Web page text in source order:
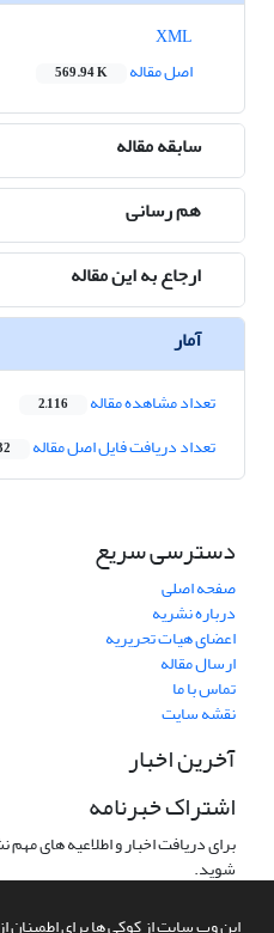
این وب سایت از کوکی ها برای اطمینان
اصل مقاله
569.94 K
سابقه مقاله
هم رسانی
ارجاع به این مقاله
آمار
تعداد مشاهده مقاله 2,116
تعداد دریافت فایل اصل مقاله
دسترسی سریع
صفحه اصلی
درباره نشریه
اعضای هیات تحریریه
ارسال مقاله
تماس با ما
نقشه سایت
آخرین اخبار
اشتراک خبرنامه
برای دریافت اخبار و اطلاعیه های
شوید.